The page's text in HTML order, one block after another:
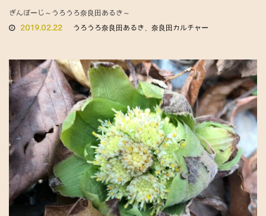
a
t
i
o
ぎんぼーじ～うろうろ奈良田あるき～
2019.02.22 うろうろ奈良田あるき 奈良田カルチャー